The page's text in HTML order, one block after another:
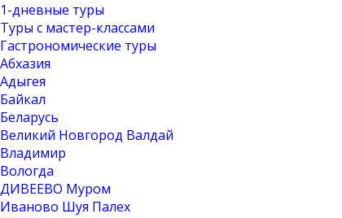
1-дневные туры
Туры с мастер-классами
Гастрономические туры
Абхазия
Адыгея
Байкал
Беларусь
Великий Новгород Валдай
Владимир
Вологда
ДИВЕЕВО Муром
Иваново Шуя Палех